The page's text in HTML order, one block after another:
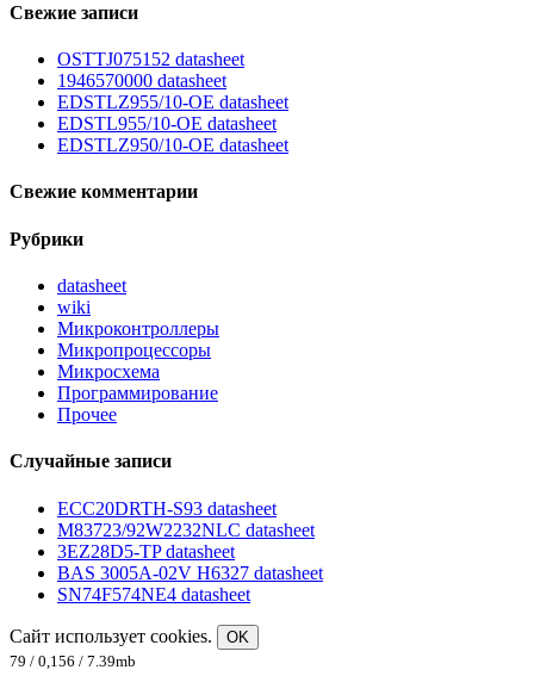
Свежие записи
OSTTJ075152 datasheet
1946570000 datasheet
EDSTLZ955/10-OE datasheet
EDSTL955/10-OE datasheet
EDSTLZ950/10-OE datasheet
Свежие комментарии
Рубрики
datasheet
wiki
Микроконтроллеры
Микропроцессоры
Микросхема
Программирование
Прочее
Случайные записи
ECC20DRTH-S93 datasheet
M83723/92W2232NLC datasheet
3EZ28D5-TP datasheet
BAS 3005A-02V H6327 datasheet
SN74F574NE4 datasheet
Сайт использует cookies.
OK
79 / 0,156 / 7.39mb